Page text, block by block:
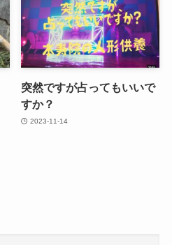
突然ですが占ってもいいで
すか？
2023-11-14